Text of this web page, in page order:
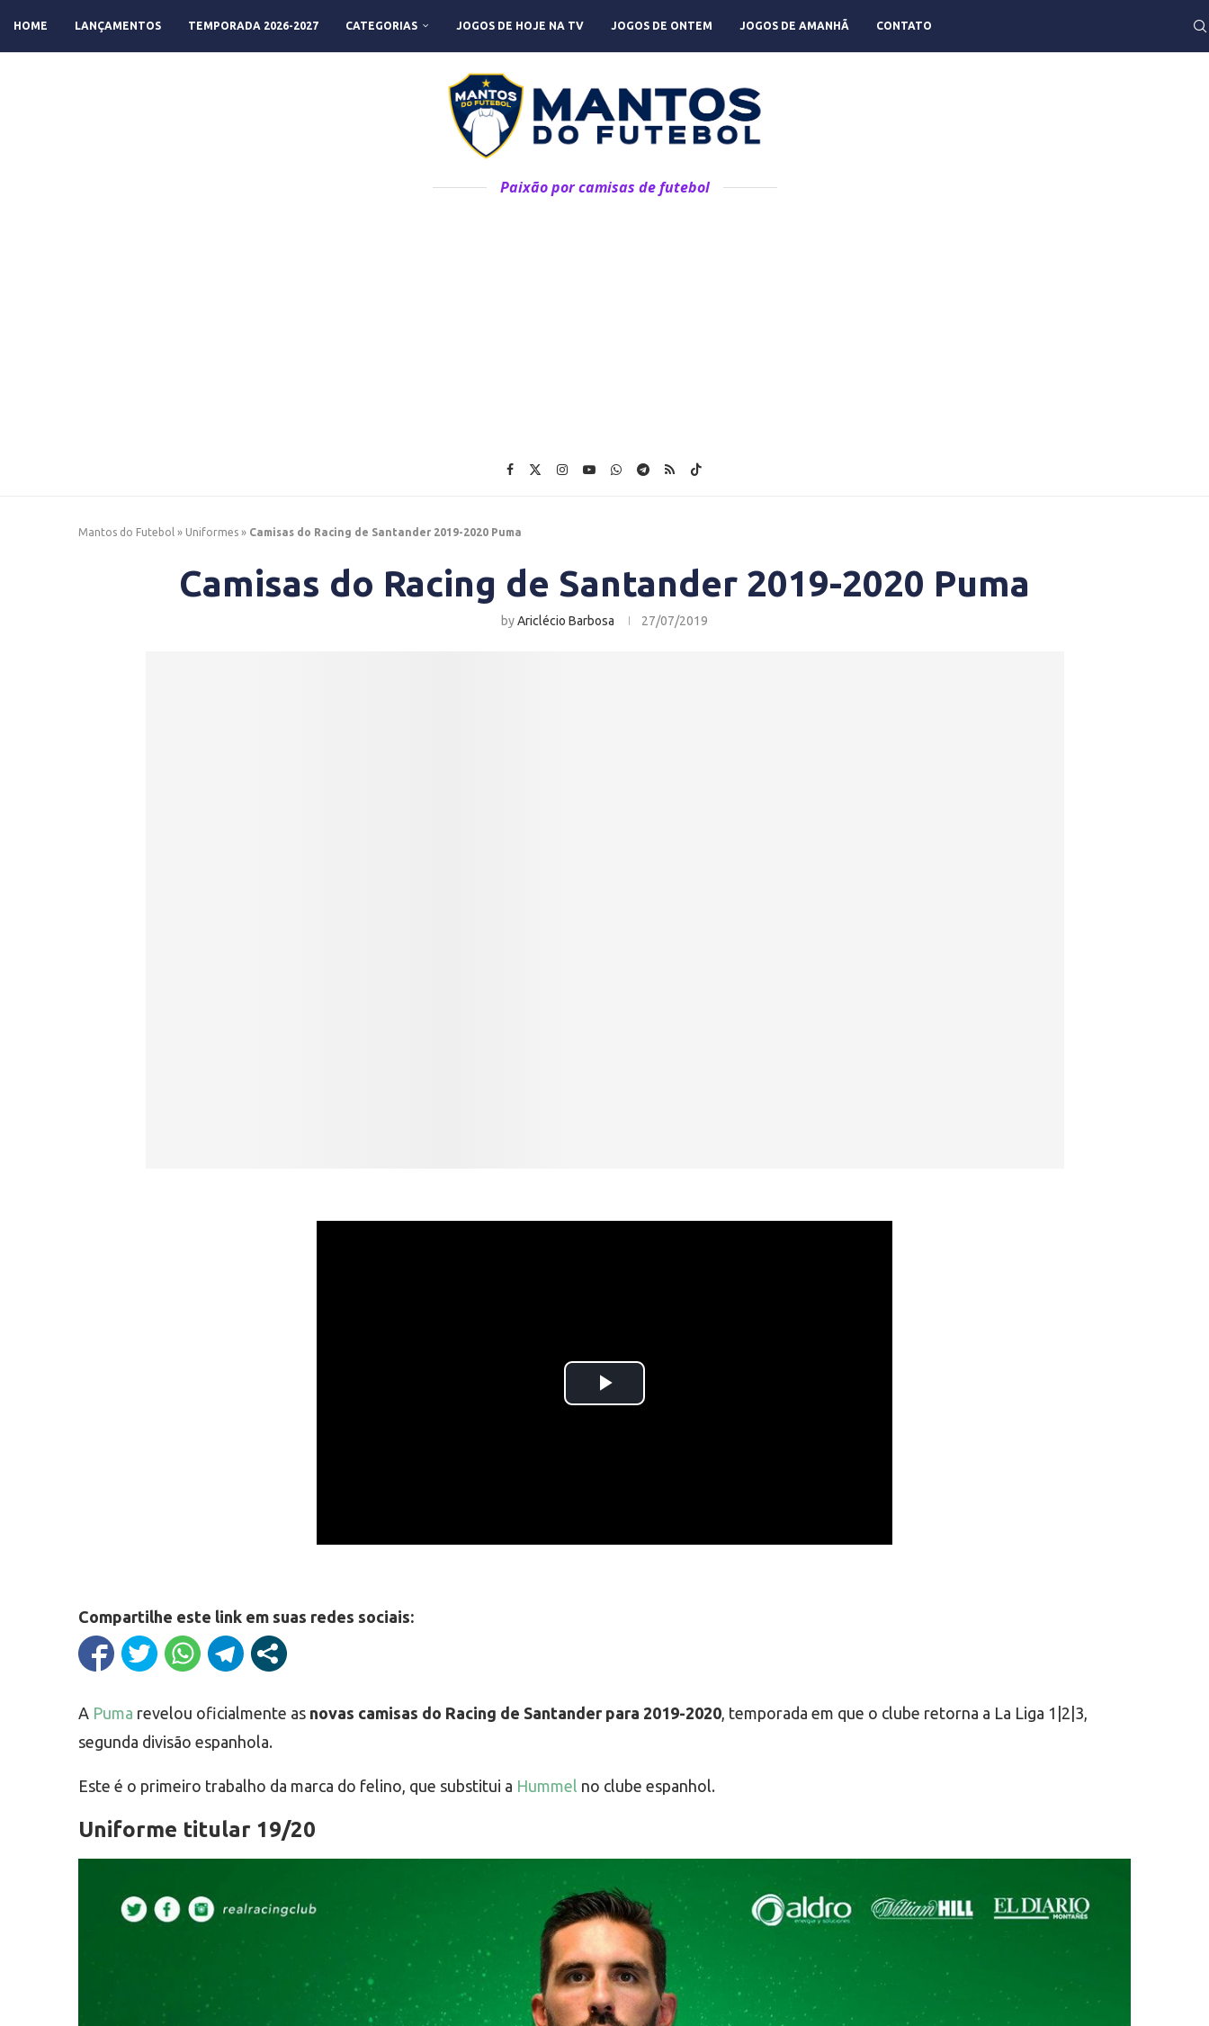
HOME LANÇAMENTOS TEMPORADA 2026-2027 CATEGORIAS JOGOS DE HOJE NA TV JOGOS DE ONTEM JOGOS DE AMANHÃ CONTATO
Paixão por camisas de futebol
Mantos do Futebol » Uniformes » Camisas do Racing de Santander 2019-2020 Puma
Camisas do Racing de Santander 2019-2020 Puma
byAriclécio Barbosa 27/07/2019
Compartilhe este link em suas redes sociais:
A Puma revelou oficialmente as novas camisas do Racing de Santander para 2019-2020, temporada em que o clube retorna a La Liga 1|2|3,
segunda divisão espanhola.
Este é o primeiro trabalho da marca do felino, que substitui a Hummel no clube espanhol.
Uniforme titular 19/20